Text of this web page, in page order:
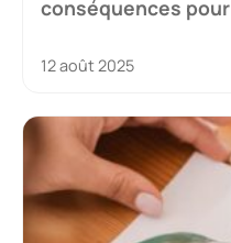
conséquences
12 août 2025